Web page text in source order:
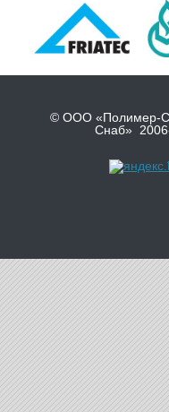
© ООО «Полимер-
Снаб»